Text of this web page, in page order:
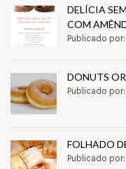
DELÍCIA
COM
Publicado
DONUTS
Publicado
FOLHADO
Publicado